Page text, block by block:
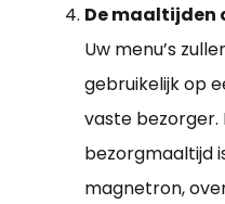
De maaltijden
Uw menu’s
gebruikelijk op
vaste
bezorgmaaltijd
magnetron,